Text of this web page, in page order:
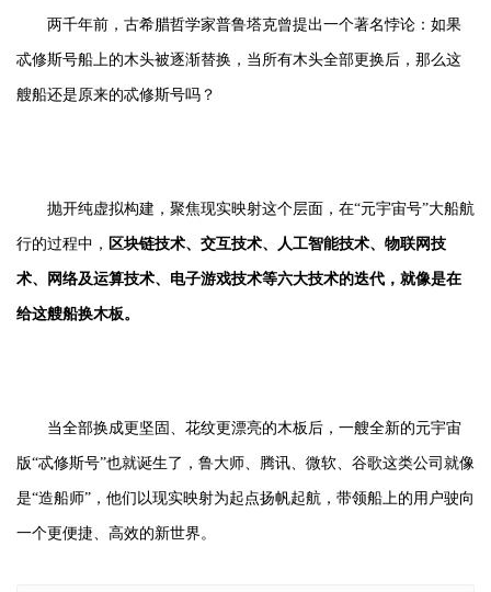
两千年前，古希腊哲学家普鲁塔克曾提出一个著名悖论：如果
忒修斯号船上的木头被逐渐替换，当所有木头全部更换后，那么这
艘船还是原来的忒修斯号吗？
抛开纯虚拟构建，聚焦现实映射这个层面，在“元宇宙号”大船航
行的过程中， 区块链技术、交互技术、人工智能技术、物联网技
术、网络及运算技术、电子游戏技术等六大技术的迭代，就像是在
给这艘船换木板。
当全部换成更坚固、花纹更漂亮的木板后，一艘全新的元宇宙
版“忒修斯号”也就诞生了，鲁大师、腾讯、微软、谷歌这类公司就像
是“造船师”，他们以现实映射为起点扬帆起航，带领船上的用户驶向
一个更便捷、高效的新世界。